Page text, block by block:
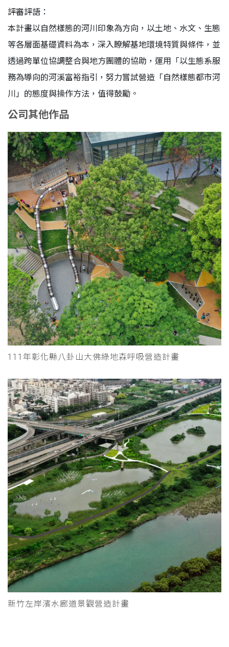
評審評語：
本計畫以自然樣態的河川印象為方向，以土地、水文、生態
等各層面基礎資料為本，深入瞭解基地環境特質與條件，並
透過跨單位協調整合與地方團體的協助，運用「以生態系服
務為導向的河溪富裕指引，努力嘗試營造「自然樣態都市河
川」的態度與操作方法，值得鼓勵。
公司其他作品
111年彰化縣八卦山大佛綠地森呼吸營造計畫
新竹左岸濱水廊道景觀營造計畫